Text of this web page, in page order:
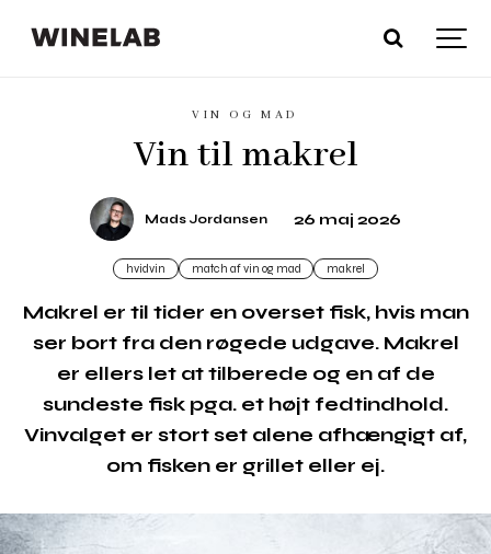
VIN OG MAD
Vin til makrel
Mads Jordansen 26 maj 2026
hvidvin match af vin og mad makrel
Makrel er til tider en overset fisk, hvis man
ser bort fra den røgede udgave. Makrel
er ellers let at tilberede og en af de
sundeste fisk pga. et højt fedtindhold.
Vinvalget er stort set alene afhængigt af,
om fisken er grillet eller ej.